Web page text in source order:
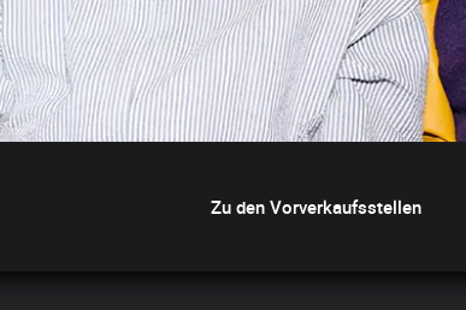
Zu den Vorverkaufsstellen